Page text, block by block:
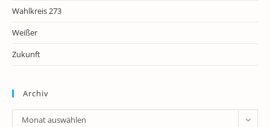
Wahlkreis 273
Weißer
Zukunft
Archiv
Archiv
Monat auswählen